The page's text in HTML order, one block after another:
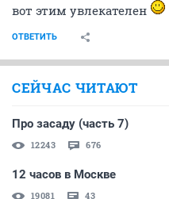
вот этим увлекателен
ОТВЕТИТЬ
СЕЙЧАС ЧИТАЮТ
Про засаду (часть 7)
12243 676
12 часов в Москве
19081 43